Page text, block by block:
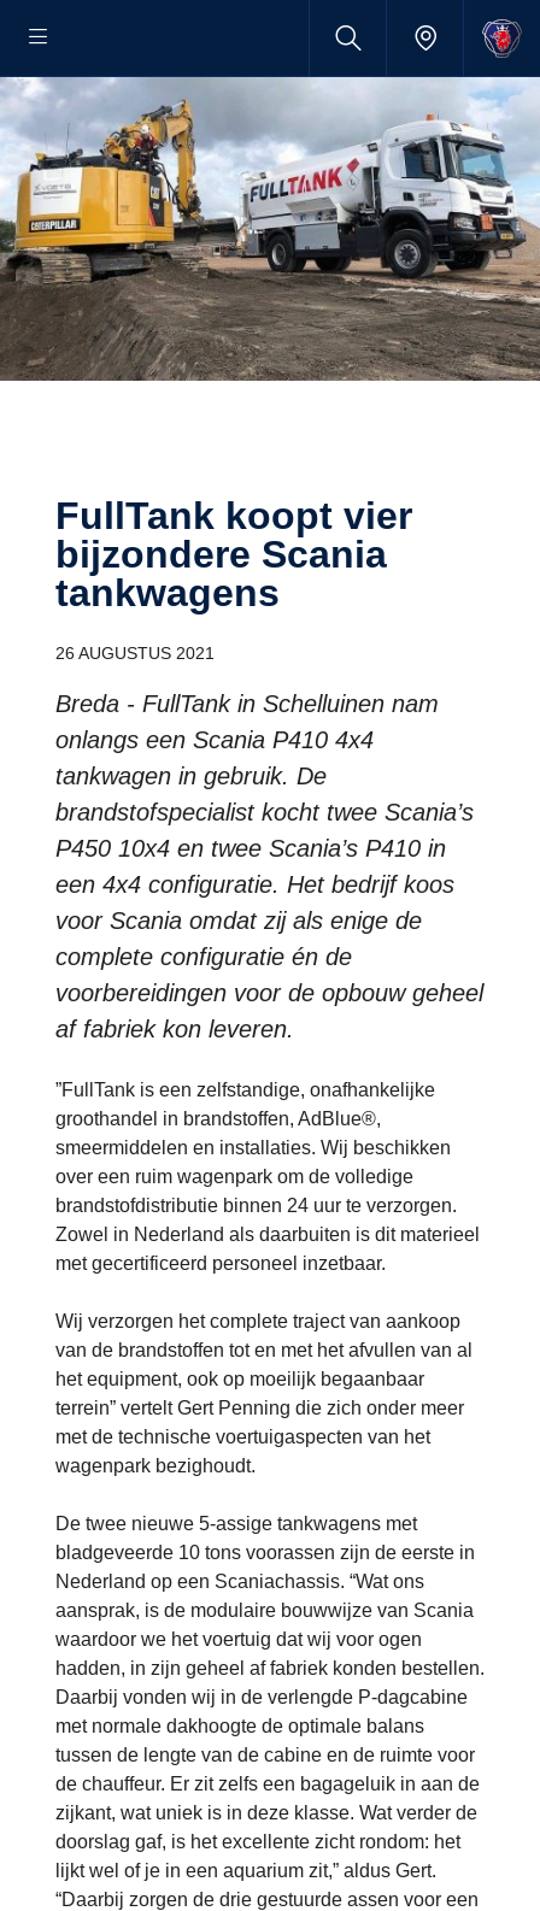
FullTank koopt vier
bijzondere Scania
tankwagens
26 AUGUSTUS 2021
Breda - FullTank in Schelluinen nam
onlangs een Scania P410 4x4
tankwagen in gebruik. De
brandstofspecialist kocht twee Scania’s
P450 10x4 en twee Scania’s P410 in
een 4x4 configuratie. Het bedrijf koos
voor Scania omdat zij als enige de
complete configuratie én de
voorbereidingen voor de opbouw geheel
af fabriek kon leveren.
”FullTank is een zelfstandige, onafhankelijke
groothandel in brandstoffen, AdBlue®,
smeermiddelen en installaties. Wij beschikken
over een ruim wagenpark om de volledige
brandstofdistributie binnen 24 uur te verzorgen.
Zowel in Nederland als daarbuiten is dit materieel
met gecertificeerd personeel inzetbaar.
Wij verzorgen het complete traject van aankoop
van de brandstoffen tot en met het afvullen van al
het equipment, ook op moeilijk begaanbaar
terrein” vertelt Gert Penning die zich onder meer
met de technische voertuigaspecten van het
wagenpark bezighoudt.
De twee nieuwe 5-assige tankwagens met
bladgeveerde 10 tons voorassen zijn de eerste in
Nederland op een Scaniachassis. “Wat ons
aansprak, is de modulaire bouwwijze van Scania
waardoor we het voertuig dat wij voor ogen
hadden, in zijn geheel af fabriek konden bestellen.
Daarbij vonden wij in de verlengde P-dagcabine
met normale dakhoogte de optimale balans
tussen de lengte van de cabine en de ruimte voor
de chauffeur. Er zit zelfs een bagageluik in aan de
zijkant, wat uniek is in deze klasse. Wat verder de
doorslag gaf, is het excellente zicht rondom: het
lijkt wel of je in een aquarium zit,” aldus Gert.
“Daarbij zorgen de drie gestuurde assen voor een